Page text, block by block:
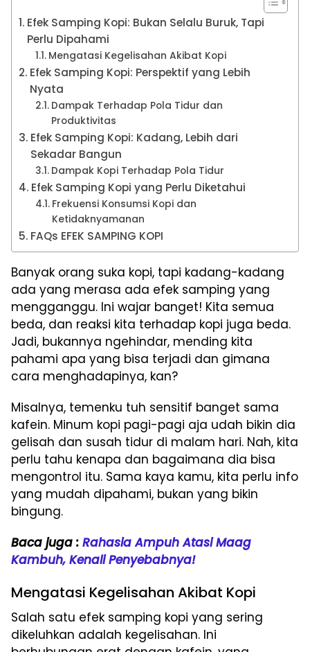
Efek Samping Kopi: Bukan Selalu Buruk, Tapi
Perlu Dipahami
Mengatasi Kegelisahan Akibat Kopi
Efek Samping Kopi: Perspektif yang Lebih
Nyata
Dampak Terhadap Pola Tidur dan
Produktivitas
Efek Samping Kopi: Kadang, Lebih dari
Sekadar Bangun
Dampak Kopi Terhadap Pola Tidur
Efek Samping Kopi yang Perlu Diketahui
Frekuensi Konsumsi Kopi dan
Ketidaknyamanan
FAQs EFEK SAMPING KOPI
Banyak orang suka kopi, tapi kadang-kadang
ada yang merasa ada efek samping yang
mengganggu. Ini wajar banget! Kita semua
beda, dan reaksi kita terhadap kopi juga beda.
Jadi, bukannya ngehindar, mending kita
pahami apa yang bisa terjadi dan gimana
cara menghadapinya, kan?
Misalnya, temenku tuh sensitif banget sama
kafein. Minum kopi pagi-pagi aja udah bikin dia
gelisah dan susah tidur di malam hari. Nah, kita
perlu tahu kenapa dan bagaimana dia bisa
mengontrol itu. Sama kaya kamu, kita perlu info
yang mudah dipahami, bukan yang bikin
bingung.
Baca juga : Rahasia Ampuh Atasi Maag
Kambuh, Kenali Penyebabnya!
Mengatasi Kegelisahan Akibat Kopi
Salah satu efek samping kopi yang sering
dikeluhkan adalah kegelisahan. Ini